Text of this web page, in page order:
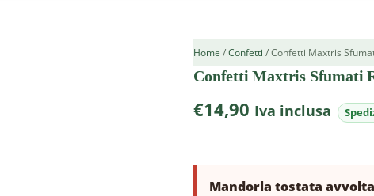
Home /Confetti / Confetti Maxtris
Confetti Maxtris Sfumati
€14,90 Iva inclusa
Mandorla tostata